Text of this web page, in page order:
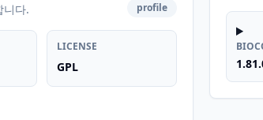
니다. profile
LICENSE
GPL